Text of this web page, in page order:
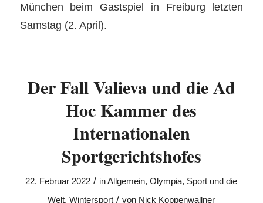
München beim Gastspiel in Freiburg letzten
Samstag (2. April).
Der Fall Valieva und die Ad
Hoc Kammer des
Internationalen
Sportgerichtshofes
22. Februar 2022 / inAllgemein,Olympia, Sport und die
Welt,Wintersport / von Nick Koppenwallner